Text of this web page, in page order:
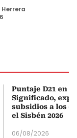
Puntaje D21 en
Significado,
subsidios a los
el Sisbén 2026
06/08/2026